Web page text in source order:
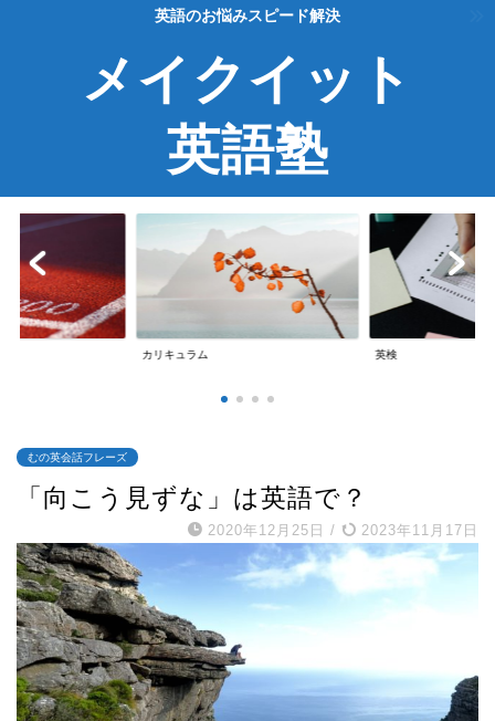
英語のお悩みスピード解決
メイクイット
英語塾
カリキュラム 英検
むの英会話フレーズ
「向こう見ずな」は英語で？
2020年12月25日 / 2023年11月17日